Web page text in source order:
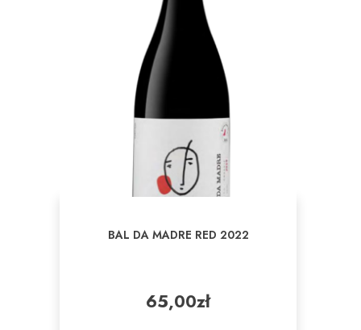
BAL DA MADRE RED 2022
65,00zł